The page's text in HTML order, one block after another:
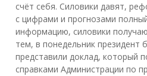
счёт себя. Силовики давят,
с цифрами и прогнозами
информацию, силовики
тем, в понедельник президент
представили доклад, который
справками Администрации по